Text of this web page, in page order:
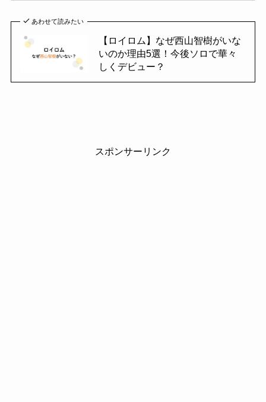
あわせて読みたい
【ロイロム】なぜ西山智樹がいな
いのか理由5選！今後ソロで華々
しくデビュー？
スポンサーリンク